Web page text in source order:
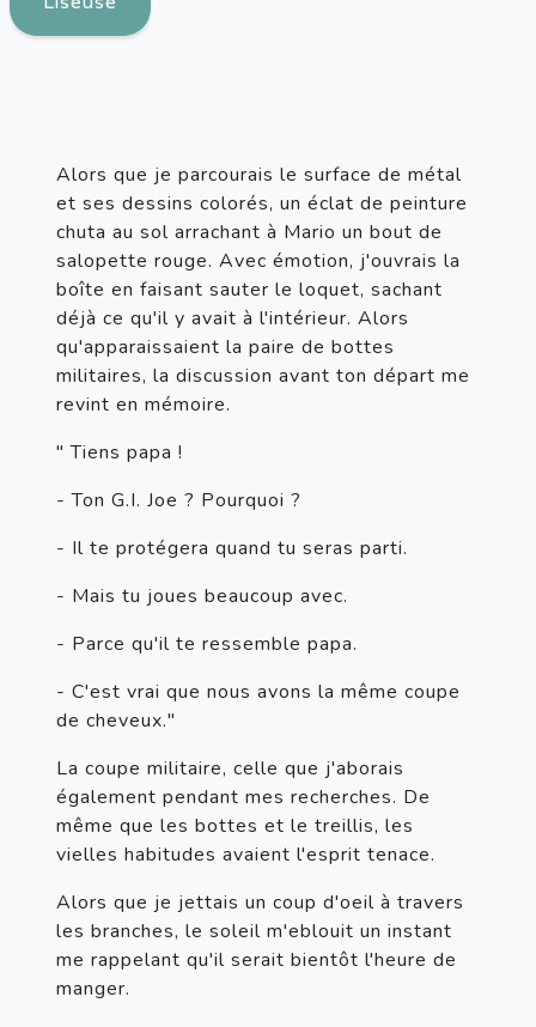
Alors que je parcourais le surface de métal
et ses dessins colorés, un éclat de peinture
chuta au sol arrachant à Mario un bout de
salopette rouge. Avec émotion, j'ouvrais la
boîte en faisant sauter le loquet, sachant
déjà ce qu'il y avait à l'intérieur. Alors
qu'apparaissaient la paire de bottes
militaires, la discussion avant ton départ me
revint en mémoire.
" Tiens papa !
- Ton G.I. Joe ? Pourquoi ?
- Il te protégera quand tu seras parti.
- Mais tu joues beaucoup avec.
- Parce qu'il te ressemble papa.
- C'est vrai que nous avons la même coupe
de cheveux."
La coupe militaire, celle que j'aborais
également pendant mes recherches. De
même que les bottes et le treillis, les
vielles habitudes avaient l'esprit tenace.
Alors que je jettais un coup d'oeil à travers
les branches, le soleil m'eblouit un instant
me rappelant qu'il serait bientôt l'heure de
manger.